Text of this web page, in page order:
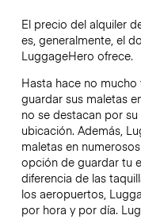
El precio del alquiler
es, generalmente, el
LuggageHero ofrece.
Hasta hace no
guardar sus maletas
no se destacan por
ubicación. Además,
maletas en
opción de guardar tu
diferencia de las
los aeropuertos,
por hora y por día.